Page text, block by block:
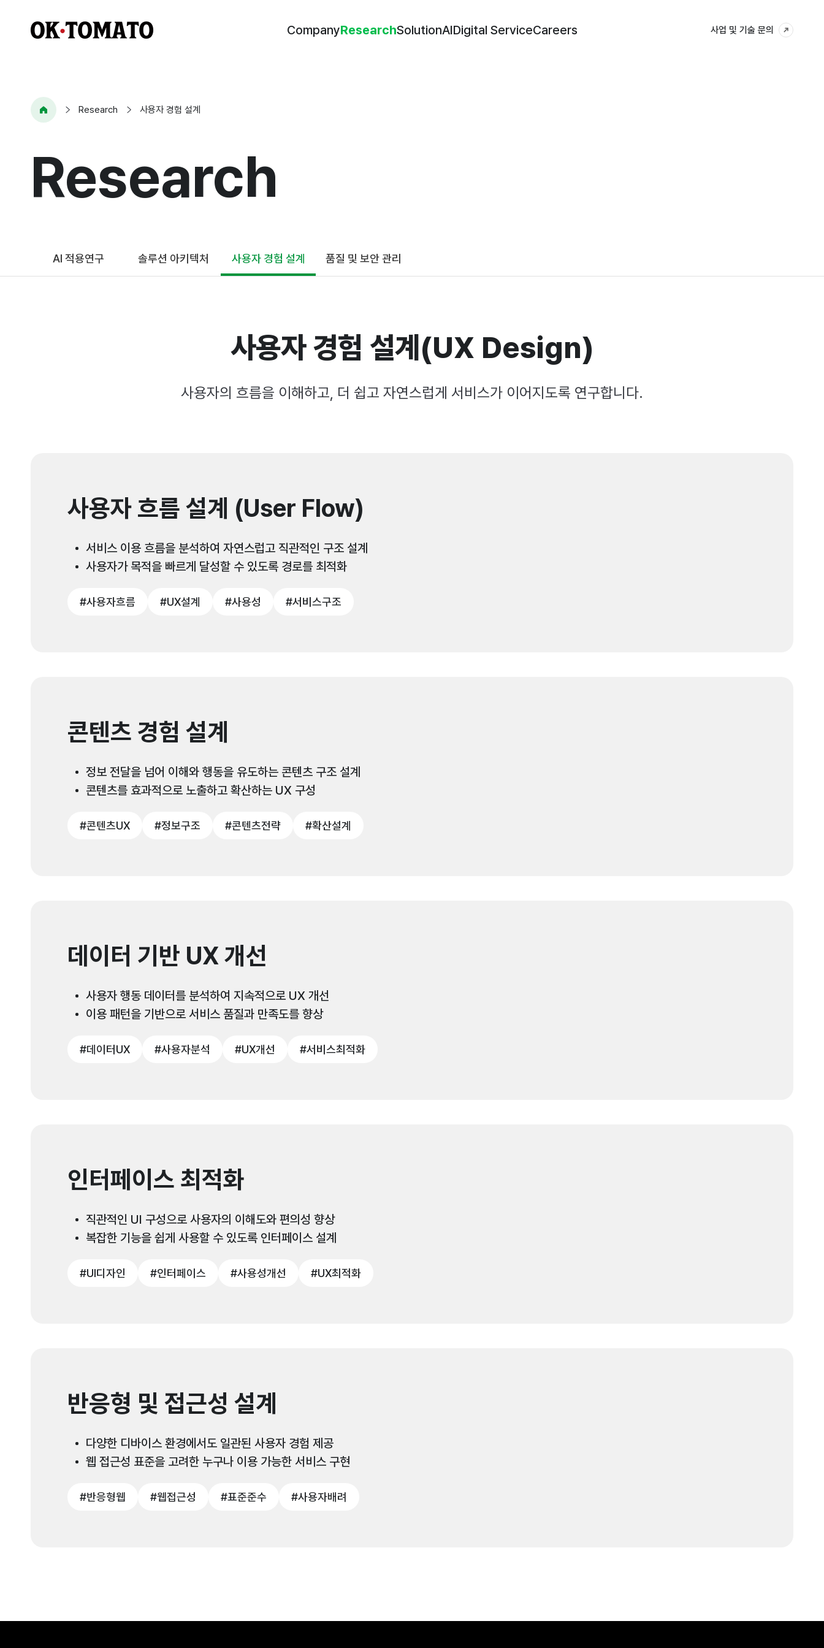
CompanyResearchSolutionAIDigital ServiceCareers
사업 및 기술 문의
Research 사용자 경험 설계
Research
AI 적용연구 솔루션 아키텍처 사용자 경험 설계 품질 및 보안 관리
사용자 경험 설계(UX Design)
사용자의 흐름을 이해하고, 더 쉽고 자연스럽게 서비스가 이어지도록 연구합니다.
사용자 흐름 설계 (User Flow)
서비스 이용 흐름을 분석하여 자연스럽고 직관적인 구조 설계
사용자가 목적을 빠르게 달성할 수 있도록 경로를 최적화
#사용자흐름 #UX설계 #사용성 #서비스구조
콘텐츠 경험 설계
정보 전달을 넘어 이해와 행동을 유도하는 콘텐츠 구조 설계
콘텐츠를 효과적으로 노출하고 확산하는 UX 구성
#콘텐츠UX #정보구조 #콘텐츠전략 #확산설계
데이터 기반 UX 개선
사용자 행동 데이터를 분석하여 지속적으로 UX 개선
이용 패턴을 기반으로 서비스 품질과 만족도를 향상
#데이터UX #사용자분석 #UX개선 #서비스최적화
인터페이스 최적화
직관적인 UI 구성으로 사용자의 이해도와 편의성 향상
복잡한 기능을 쉽게 사용할 수 있도록 인터페이스 설계
#UI디자인 #인터페이스 #사용성개선 #UX최적화
반응형 및 접근성 설계
다양한 디바이스 환경에서도 일관된 사용자 경험 제공
웹 접근성 표준을 고려한 누구나 이용 가능한 서비스 구현
#반응형웹 #웹접근성 #표준준수 #사용자배려